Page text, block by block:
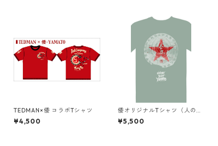
TEDMAN×倭 コラボTシャツ
¥4,500
倭オリジナルTシャツ（人の力
２）ミントグリーン
¥5,500